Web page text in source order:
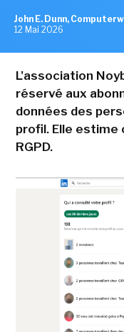
John E. Dunn,
12 Mai 2026
L'association
réservé aux
données des
profil. Elle
RGPD.